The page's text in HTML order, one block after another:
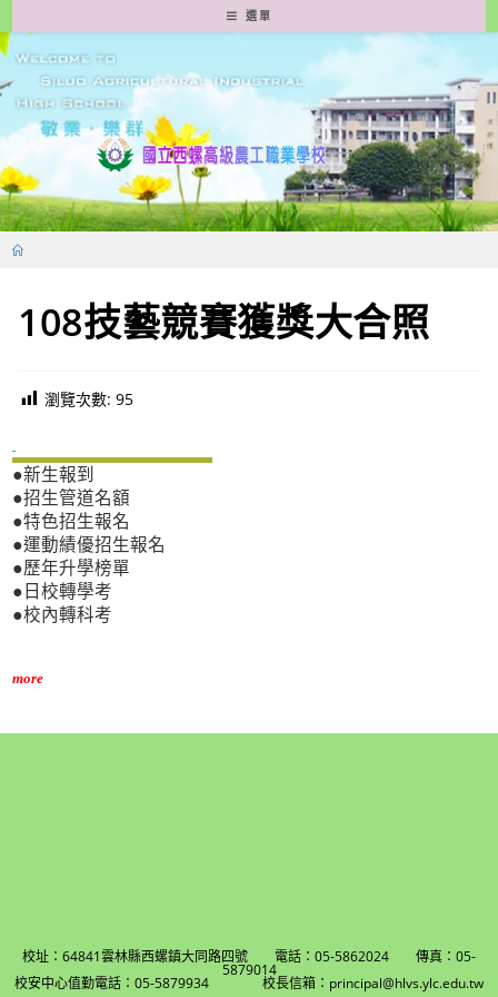
轉
至
要
容
選單
108技藝競賽獲獎大合照
瀏覽次數: 95
●新生報到
●招生管道名額
●特色招生報名
●運動績優招生報名
●歷年升學榜單
●日校轉學考
●校內轉科考
more
校址：64841雲林縣西螺鎮大同路四號 電話：05-5862024 傳真：05-
5879014
校安中心值勤電話：05-5879934 校長信箱：principal@hlvs.ylc.edu.tw